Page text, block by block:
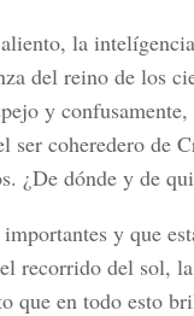
la
del reino de los
y confusamente,
coheredero de
¿De dónde y de
y que
recorrido del sol,
que en todo esto